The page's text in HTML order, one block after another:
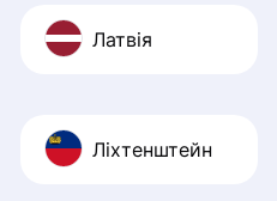
Латвія
Ліхтенштейн